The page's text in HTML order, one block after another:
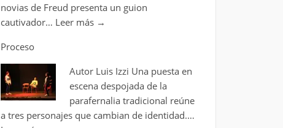
novias de Freud presenta un guion
cautivador… Leer más →
Proceso
Autor Luis Izzi Una puesta en
escena despojada de la
parafernalia tradicional reúne
a tres personajes que cambian de identidad.…